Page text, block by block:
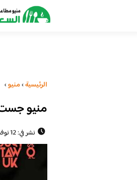
الرئيسية›منيو›
منيو جست
نشر في: 12 نوفمبر، 2022